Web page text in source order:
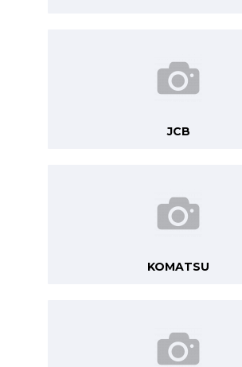
JCB
KOMATSU